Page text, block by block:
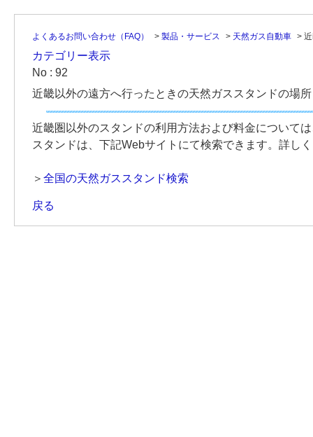
よくあるお問い合わせ（FAQ） > 製品・サービス > 天然ガス自動車 >
カテゴリー表示
No : 92
近畿以外の遠方へ行ったときの天然ガススタンドの場
近畿圏以外のスタンドの利用方法および料金について
スタンドは、下記Webサイトにて検索できます。詳し
＞ 全国の天然ガススタンド検索
戻る